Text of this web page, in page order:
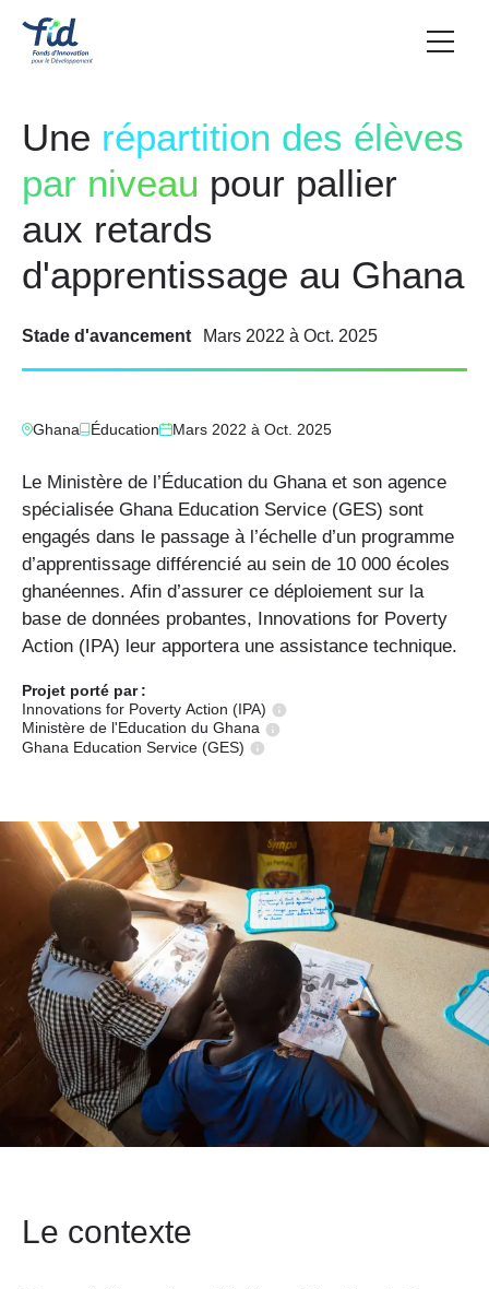
Une répartition des élèves
par niveau pour pallier
aux retards
d'apprentissage au Ghana
Stade d'avancement Mars 2022 à Oct. 2025
Ghana Éducation Mars 2022 à Oct. 2025
Le Ministère de l’Éducation du Ghana et son agence
spécialisée Ghana Education Service (GES) sont
engagés dans le passage à l’échelle d’un programme
d’apprentissage différencié au sein de 10 000 écoles
ghanéennes. Afin d’assurer ce déploiement sur la
base de données probantes, Innovations for Poverty
Action (IPA) leur apportera une assistance technique.
Projet porté par :
Innovations for Poverty Action (IPA)
Ministère de l'Education du Ghana
Ghana Education Service (GES)
Le contexte